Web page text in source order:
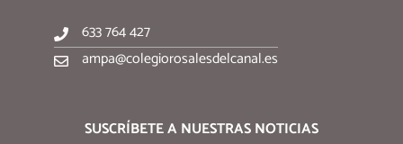
633 764 427
ampa@colegiorosalesdelcanal.es
SUSCRÍBETE A NUESTRAS NOTICIAS